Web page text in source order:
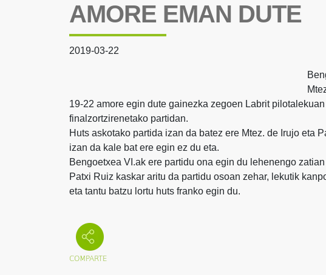
AMORE EMAN DUTE
2019-03-22
19-22 amore egin dute gainezka zegoen Labrit
finalzortzirenetako partidan.
Huts askotako partida izan da batez ere Mtez. de Irujo eta
izan da kale bat ere egin ez du eta.
Bengoetxea VI.ak ere partidu ona egin du lehenengo
Patxi Ruiz kaskar aritu da partidu osoan zehar, lekutik
eta tantu batzu lortu huts franko egin du.